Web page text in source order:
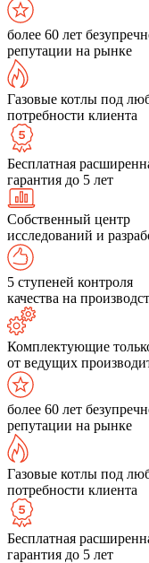
более 60 лет
репутации на рынке
Газовые котлы под
потребности клиента
Бесплатная
гарантия до 5 лет
Собственный центр
исследований и
5 ступеней контроля
качества на
Комплектующие
от ведущих
более 60 лет
репутации на рынке
Газовые котлы под
потребности клиента
Бесплатная
гарантия до 5 лет